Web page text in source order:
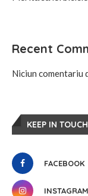
Recent
Niciun comentariu
KEEP IN TOUCH
FACEBOOK
INSTAGRAM